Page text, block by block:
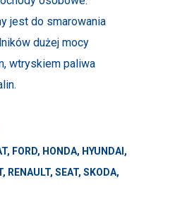
jest do smarowania
dużej mocy
wtryskiem paliwa
FORD, HONDA, HYUNDAI,
RENAULT, SEAT, SKODA,